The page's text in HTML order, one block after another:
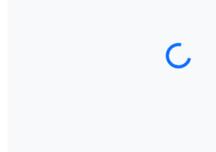
Загрузка трека...